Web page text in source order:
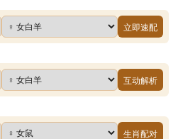
立即速配
互动解析
生肖配对